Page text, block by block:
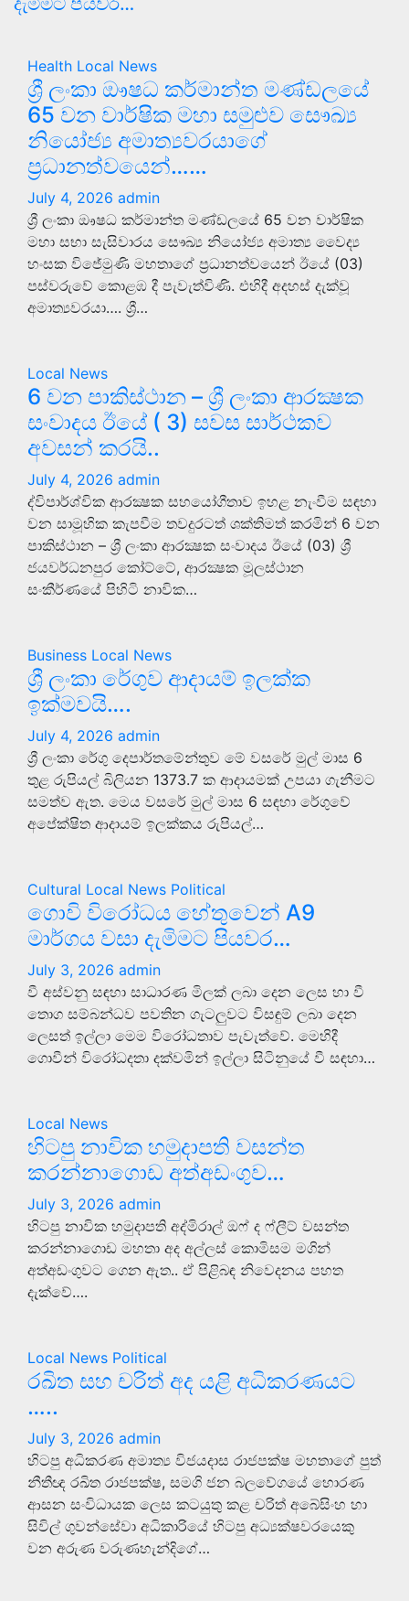
Health Local News
ශ්‍රී ලංකා ඖෂධ කර්මාන්ත මණ්ඩලයේ
65 වන වාර්ෂික මහා සමුළුව සෞඛ්‍ය
නියෝජ්‍ය අමාත්‍යවරයාගේ
ප්‍රධානත්වයෙන්……
July 4, 2026 admin
ශ්‍රී ලංකා ඖෂධ කර්මාන්ත මණ්ඩලයේ 65 වන වාර්ෂික
මහා සභා සැසිවාරය සෞඛ්‍ය නියෝජ්‍ය අමාත්‍ය වෛද්‍ය
හංසක විජේමුණි මහතාගේ ප්‍රධානත්වයෙන් ඊයේ (03)
පස්වරුවේ කොළඹ දී පැවැත්විණි. එහිදී අදහස් දැක්වූ
අමාත්‍යවරයා…. ශ්‍රී…
Local News
6 වන පාකිස්ථාන – ශ්‍රී ලංකා ආරක්‍ෂක
සංවාදය ඊයේ ( 3) සවස සාර්ථකව
අවසන් කරයි..
July 4, 2026 admin
ද්විපාර්ශ්වික ආරක්‍ෂක සහයෝගීතාව ඉහළ නැංවීම සඳහා
වන සාමූහික කැපවීම තවදුරටත් ශක්තිමත් කරමින් 6 වන
පාකිස්ථාන – ශ්‍රී ලංකා ආරක්‍ෂක සංවාදය ඊයේ (03) ශ්‍රී
ජයවර්ධනපුර කෝට්ටේ, ආරක්‍ෂක මූලස්ථාන
සංකීර්ණයේ පිහිටි නාවික…
Business Local News
ශ්‍රී ලංකා රේගුව ආදායම් ඉලක්ක
ඉක්මවයි….
July 4, 2026 admin
ශ්‍රී ලංකා රේගු දෙපාර්තමේන්තුව මේ වසරේ මුල් මාස 6
තුළ රුපියල් බිලියන 1373.7 ක ආදායමක් උපයා ගැනීමට
සමත්ව ඇත. මෙය වසරේ මුල් මාස 6 සඳහා රේගුවේ
අපේක්ෂිත ආදායම් ඉලක්කය රුපියල්…
Cultural Local News Political
ගොවි විරෝධය හේතුවෙන් A9
මාර්ගය වසා දැමිමට පියවර…
July 3, 2026 admin
වී අස්වනු සඳහා සාධාරණ මිලක් ලබා දෙන ලෙස හා වී
තොග සම්බන්ධව පවතින ගැටලුවට විසඳුම් ලබා දෙන
ලෙසත් ඉල්ලා මෙම විරෝධතාව පැවැත්වේ. මෙහිදී
ගොවීන් විරෝධදතා දක්වමින් ඉල්ලා සිටිනුයේ වී සඳහා…
Local News
හිටපු නාවික හමුදාපති වසන්ත
කරන්නාගොඩ අත්අඩංගුව…
July 3, 2026 admin
හිටපු නාවික හමුදාපති අද්මිරාල් ඔෆ් ද ෆ්ලීට් වසන්ත
කරන්නාගොඩ මහතා අද අල්ලස් කොමිසම මගින්
අත්අඩංගුවට ගෙන ඇත.. ඒ පිළිබඳ නිවෙදනය පහත
දැක්වේ….
Local News Political
රඛිත සහ චරිත් අද යළි අධිකරණයට
…..
July 3, 2026 admin
හිටපු අධිකරණ අමාත්‍ය විජයදාස රාජපක්ෂ මහතාගේ පුත්
නීතීඥ රඛිත රාජපක්ෂ, සමගි ජන බලවේගයේ හොරණ
ආසන සංවිධායක ලෙස කටයුතු කළ චරිත් අබේසිංහ හා
සිවිල් ගුවන්සේවා අධිකාරියේ හිටපු අධ්‍යක්ෂවරයෙකු
වන අරුණ වරුණහැන්දිගේ…